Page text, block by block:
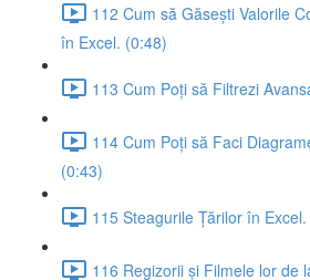
112 Cum să Găsești Valorile
în Excel. (0:48)
113 Cum Poți să Filtrezi
114 Cum Poți să Faci
(0:43)
115 Steagurile Țărilor în
116 Regizorii și Filmele lor de